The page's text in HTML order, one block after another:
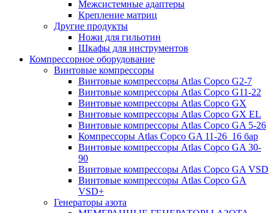
Межсистемные адаптеры
Крепление матриц
Другие продукты
Ножи для гильотин
Шкафы для инструментов
Компрессорное оборудование
Винтовые компрессоры
Винтовые компрессоры Atlas Copco G2-7
Винтовые компрессоры Atlas Copco G11-22
Винтовые компрессоры Atlas Copco GX
Винтовые компрессоры Atlas Copco GX EL
Винтовые компрессоры Atlas Copco GA 5-26
Компрессоры Atlas Copco GA 11-26_16 бар
Винтовые компрессоры Atlas Copco GA 30-
90
Винтовые компрессоры Atlas Copco GA VSD
Винтовые компрессоры Atlas Copco GA
VSD+
Генераторы азота